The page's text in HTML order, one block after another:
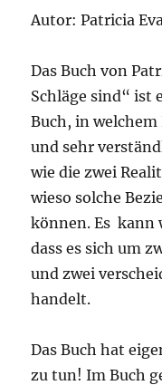
Autor: Patricia
Das Buch von
Schläge sind“ ist
Buch, in welchem
und sehr
wie die zwei
wieso solche
können. Es kann
dass es sich um
und zwei
handelt.
Das Buch hat
zu tun! Im Buch